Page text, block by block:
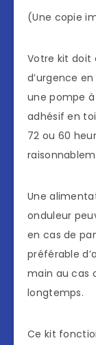
(Une copie
Votre kit doit
d’urgence
une pompe
adhésif en
72 ou 60
Une
onduleur
en cas de
préférable
main au cas
longtemps.
Ce kit